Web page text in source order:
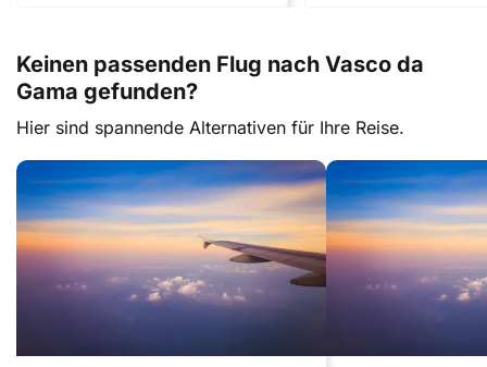
Keinen passenden Flug nach Vasco da
Gama gefunden?
Hier sind spannende Alternativen für Ihre Reise.